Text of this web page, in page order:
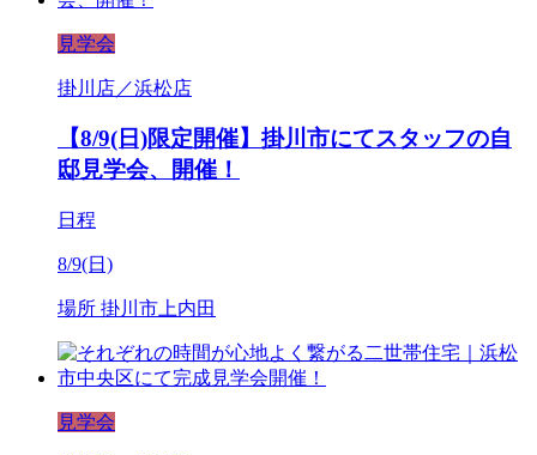
見学会
掛川店／浜松店
【8/9(日)限定開催】掛川市にてスタッフの自
邸見学会、開催！
日程
8/9(日)
場所 掛川市上内田
見学会